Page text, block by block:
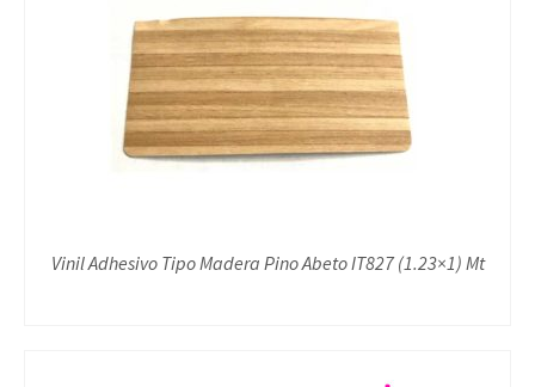
Vinil Adhesivo Tipo Madera Pino Abeto IT827 (1.23×1) Mt